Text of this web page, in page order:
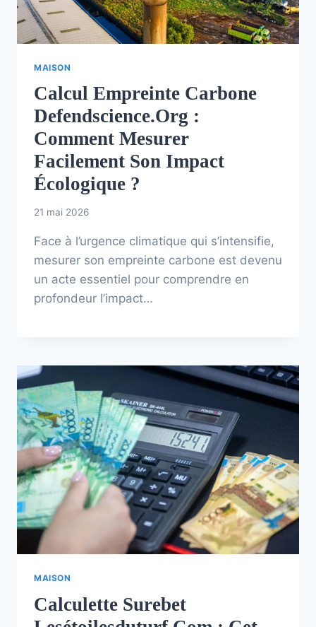
MAISON
Calcul Empreinte Carbone
Defendscience.org :
Comment Mesurer
Facilement Son Impact
Écologique ?
21 mai 2026
Face à l’urgence climatique qui s’intensifie,
mesurer son empreinte carbone est devenu
un acte essentiel pour comprendre en
profondeur l’impact…
MAISON
Calculette Surebet